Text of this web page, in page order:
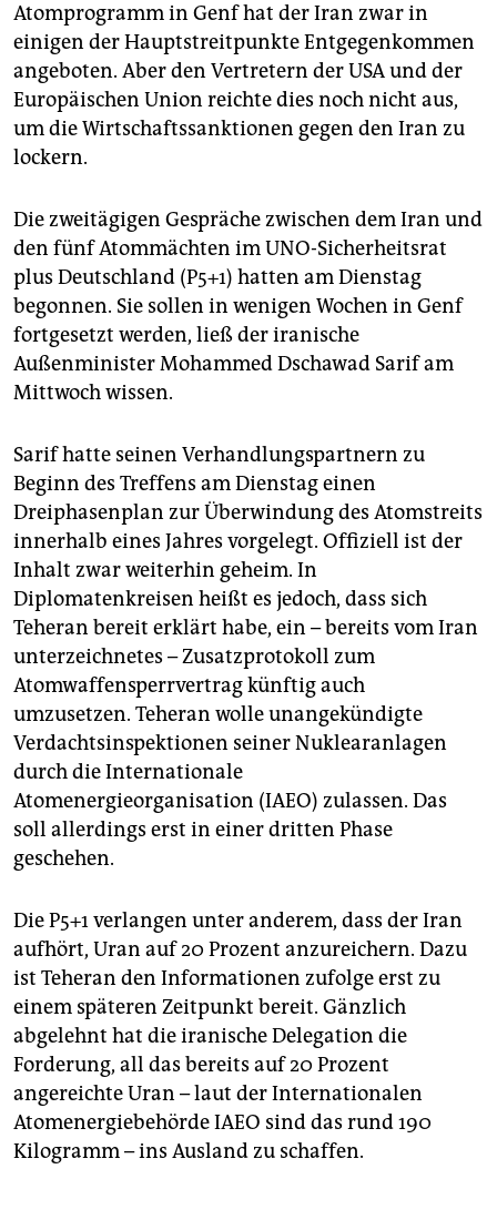
epaper login
Atomprogramm in Genf hat der Iran zwar in
einigen der Hauptstreitpunkte Entgegenkommen
angeboten. Aber den Vertretern der USA und der
Europäischen Union reichte dies noch nicht aus,
um die Wirtschaftssanktionen gegen den Iran zu
lockern.
Die zweitägigen Gespräche zwischen dem Iran und
den fünf Atommächten im UNO-Sicherheitsrat
plus Deutschland (P5+1) hatten am Dienstag
begonnen. Sie sollen in wenigen Wochen in Genf
fortgesetzt werden, ließ der iranische
Außenminister Mohammed Dschawad Sarif am
Mittwoch wissen.
Sarif hatte seinen Verhandlungspartnern zu
Beginn des Treffens am Dienstag einen
Dreiphasenplan zur Überwindung des Atomstreits
innerhalb eines Jahres vorgelegt. Offiziell ist der
Inhalt zwar weiterhin geheim. In
Diplomatenkreisen heißt es jedoch, dass sich
Teheran bereit erklärt habe, ein – bereits vom Iran
unterzeichnetes – Zusatzprotokoll zum
Atomwaffensperrvertrag künftig auch
umzusetzen. Teheran wolle unangekündigte
Verdachtsinspektionen seiner Nuklearanlagen
durch die Internationale
Atomenergieorganisation (IAEO) zulassen. Das
soll allerdings erst in einer dritten Phase
geschehen.
Die P5+1 verlangen unter anderem, dass der Iran
aufhört, Uran auf 20 Prozent anzureichern. Dazu
ist Teheran den Informationen zufolge erst zu
einem späteren Zeitpunkt bereit. Gänzlich
abgelehnt hat die iranische Delegation die
Forderung, all das bereits auf 20 Prozent
angereichte Uran – laut der Internationalen
Atomenergiebehörde IAEO sind das rund 190
Kilogramm – ins Ausland zu schaffen.